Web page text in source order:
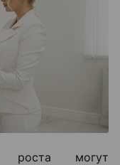
роста могут